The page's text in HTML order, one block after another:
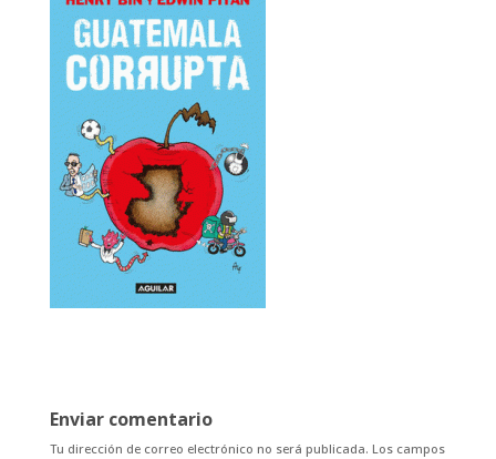
Enviar comentario
Tu dirección de correo electrónico no será publicada. Los campos